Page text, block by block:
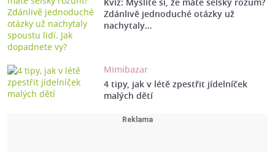
Zdánlivě jednoduché otázky už
nachytaly…
Mimibazar
4 tipy, jak v létě zpestřit jídelníček
malých dětí